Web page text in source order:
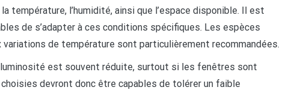
température, l’humidité, ainsi que l’espace disponible. Il est
de s’adapter à ces conditions spécifiques. Les espèces
de température sont particulièrement recommandées.
luminosité est souvent réduite, surtout si les fenêtres sont
devront donc être capables de tolérer un faible